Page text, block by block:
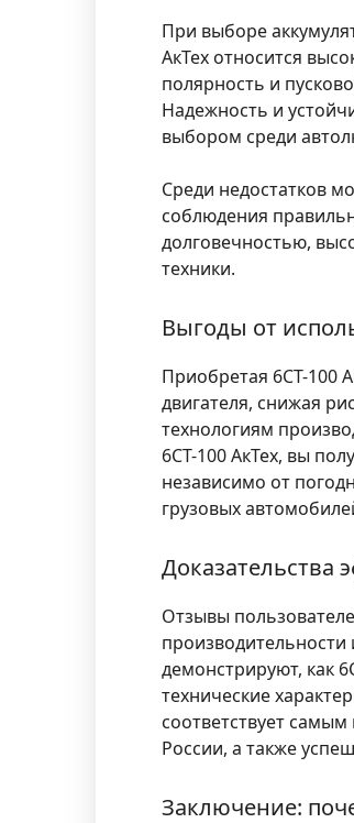
При выборе
АкТех относится
полярность и
Надежность и
выбором среди
Среди недостатков
соблюдения
долговечностью,
техники.
Выгоды от
Приобретая 6СТ-100
двигателя, снижая
технологиям
6СТ-100 АкТех, вы
независимо от
грузовых
Доказательства
Отзывы
демонстрируют, как
технические
соответствует
России, а также
Заключение: